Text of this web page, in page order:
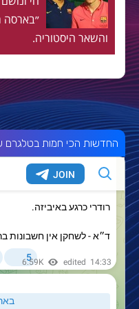
״בארסה
והשאר היסטוריה.
החדשות הכי חמות בטלגרם